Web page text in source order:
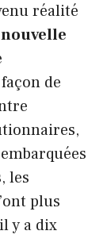
réalité
de
les
plus
y a dix